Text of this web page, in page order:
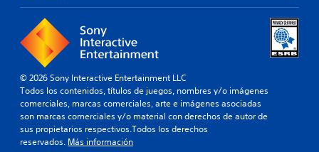
© 2026 Sony Interactive Entertainment LLC
Todos los contenidos, títulos de juegos, nombres y/o imágenes
comerciales, marcas comerciales, arte e imágenes asociadas
son marcas comerciales y/o material con derechos de autor de
sus propietarios respectivos.Todos los derechos
reservados. Más información